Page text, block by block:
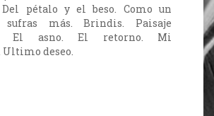
pétalo y el beso. Como un
sufras más. Brindis. Paisaje
El asno. El retorno. Mi
deseo.